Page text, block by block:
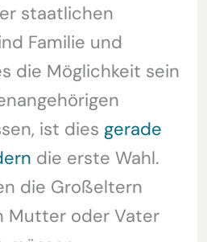
staatlichen
Familie und
die Möglichkeit sein
ist dies gerade
die erste Wahl.
die Großeltern
Mutter oder Vater